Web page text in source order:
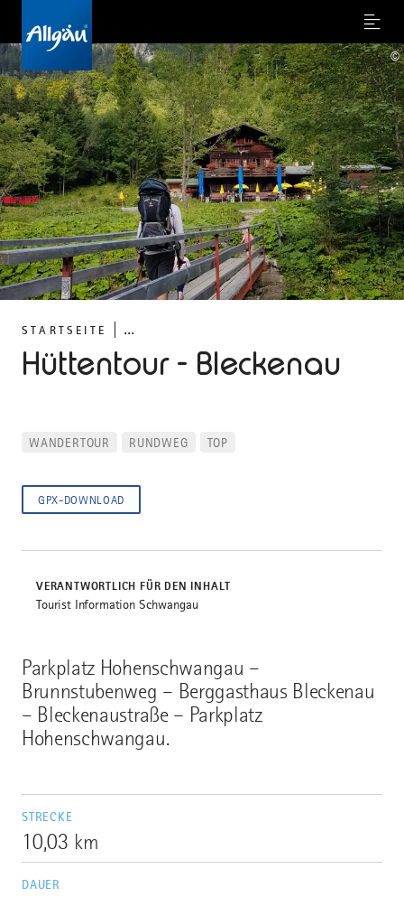
Menu
STARTSEITE ...
Hüttentour - Bleckenau
©
Parkplatz Hohenschwangau –
Brunnstubenweg – Berggasthaus Bleckenau
– Bleckenaustraße – Parkplatz
Hohenschwangau.
STRECKE
10,03 km
DAUER
WANDERTOUR RUNDWEG TOP
GPX-DOWNLOAD
VERANTWORTLICH FÜR DEN INHALT
Tourist Information Schwangau